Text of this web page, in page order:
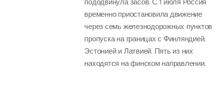
временно приостановила движение
через семь железнодорожных пунктов
пропуска на границах с Финляндией,
Эстонией и Латвией. Пять из них
находятся на финском направлении.